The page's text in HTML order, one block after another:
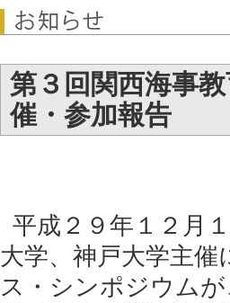
第３回関西海事
催・参加報告
平成２９年１２月
大学、神戸大学主
ス・シンポジウム